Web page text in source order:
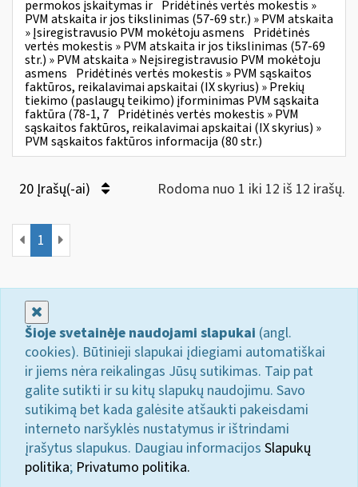
permokos įskaitymas ir Pridėtinės vertės mokestis »
PVM atskaita ir jos tikslinimas (57-69 str.) » PVM atskaita
» Įsiregistravusio PVM mokėtoju asmens Pridėtinės
vertės mokestis » PVM atskaita ir jos tikslinimas (57-69
str.) » PVM atskaita » Neįsiregistravusio PVM mokėtoju
asmens Pridėtinės vertės mokestis » PVM sąskaitos
faktūros, reikalavimai apskaitai (IX skyrius) » Prekių
tiekimo (paslaugų teikimo) įforminimas PVM sąskaita
faktūra (78-1, 7 Pridėtinės vertės mokestis » PVM
sąskaitos faktūros, reikalavimai apskaitai (IX skyrius) »
PVM sąskaitos faktūros informacija (80 str.)
20 Įrašų(-ai) Rodoma nuo 1 iki 12 iš 12 irašų.
1
Šioje svetainėje naudojami slapukai (angl.
cookies). Būtinieji slapukai įdiegiami automatiškai
ir jiems nėra reikalingas Jūsų sutikimas. Taip pat
galite sutikti ir su kitų slapukų naudojimu. Savo
sutikimą bet kada galėsite atšaukti pakeisdami
interneto naršyklės nustatymus ir ištrindami
įrašytus slapukus. Daugiau informacijos Slapukų
politika; Privatumo politika.